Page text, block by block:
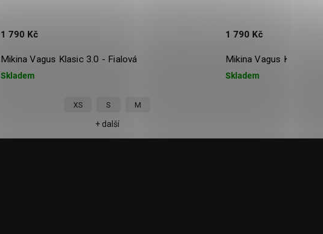
Mikina Vagus Klasic 3.0 - Fialová
Skladem
1 790 Kč
XS S M
+ další
Mikina Vagus Klasic
Skladem
1 790 Kč